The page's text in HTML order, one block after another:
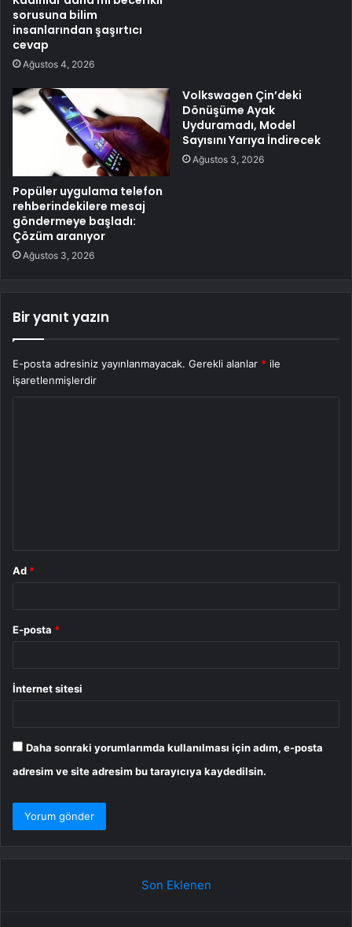
sorusuna bilim
insanlarından şaşırtıcı
cevap
Ağustos 4, 2026
Popüler uygulama telefon
rehberindekilere mesaj
göndermeye başladı:
Çözüm aranıyor
Ağustos 3, 2026
Volkswagen Çin’deki
Dönüşüme Ayak
Uyduramadı, Model
Sayısını Yarıya İndirecek
Ağustos 3, 2026
Bir yanıt yazın
E-posta adresiniz yayınlanmayacak. Gerekli alanlar * ile
işaretlenmişlerdir
Ad *
E-posta *
İnternet sitesi
Daha sonraki yorumlarımda kullanılması için adım, e-posta
adresim ve site adresim bu tarayıcıya kaydedilsin.
Son Eklenen